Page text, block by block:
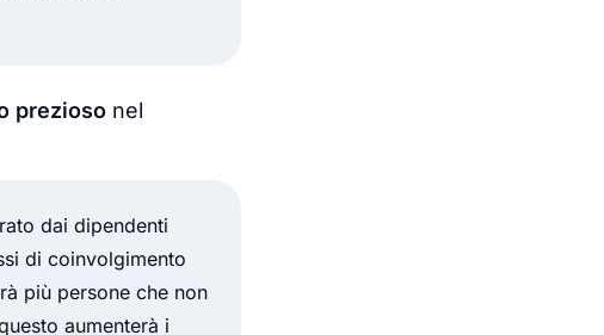
prezioso nel
dai dipendenti
di coinvolgimento
più persone che non
aumenterà i